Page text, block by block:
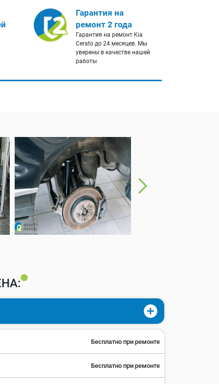
Гарантия на
ремонт 2 года
Гарантия на ремонт Kia
Cerato до 24 месяцев. Мы
уверены в качестве нашей
работы
Бесплатно при ремонте
Бесплатно при ремонте